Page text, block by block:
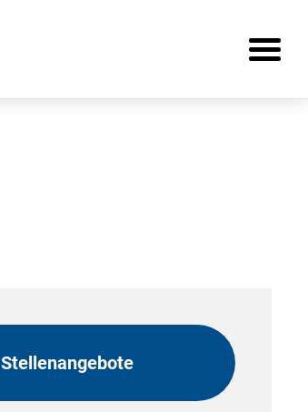
Stellenangebote